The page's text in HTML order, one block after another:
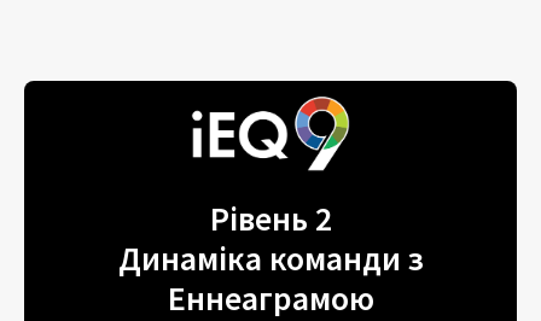
Рівень 2
Динаміка команди з
Еннеаграмою